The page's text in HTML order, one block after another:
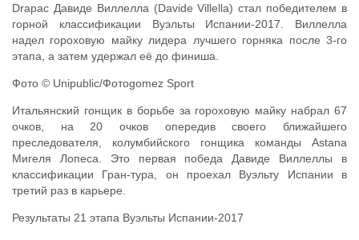
Drapac Давиде Виллелла (Davide Villella) стал победителем в
горной классификации Вуэльты Испании-2017. Виллелла
надел гороховую майку лидера лучшего горняка после 3-го
этапа, а затем удержал её до финиша.
Фото © Unipublic/Фотоgomez Sport
Итальянский гонщик в борьбе за гороховую майку набрал 67
очков, на 20 очков опередив своего ближайшего
преследователя, колумбийского гонщика команды Astana
Мигеля Лопеса. Это первая победа Давиде Виллеллы в
классификации Гран-тура, он проехал Вуэльту Испании в
третий раз в карьере.
Результаты 21 этапа Вуэльты Испании-2017